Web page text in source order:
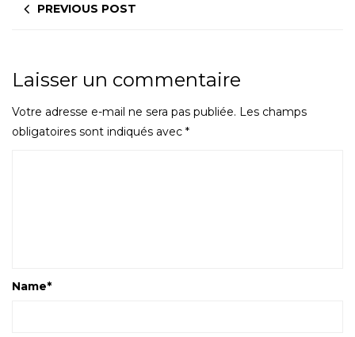
PREVIOUS POST
Laisser un commentaire
Votre adresse e-mail ne sera pas publiée. Les champs
obligatoires sont indiqués avec *
Name*